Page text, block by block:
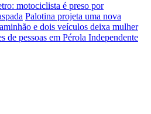
motociclista é preso por
Palotina projeta uma nova
e dois veículos deixa mulher
de pessoas em Pérola Independente